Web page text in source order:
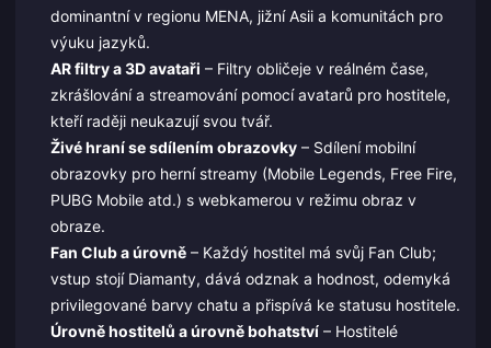
dominantní v regionu MENA, jižní Asii a komunitách pro
výuku jazyků.
AR filtry a 3D avataři – Filtry obličeje v reálném čase,
zkrášlování a streamování pomocí avatarů pro hostitele,
kteří raději neukazují svou tvář.
Živé hraní se sdílením obrazovky– Sdílení mobilní
obrazovky pro herní streamy (Mobile Legends, Free Fire,
PUBG Mobile atd.) s webkamerou v režimu obraz v
obraze.
Fan Club a úrovně– Každý hostitel má svůj Fan Club;
vstup stojí Diamanty, dává odznak a hodnost, odemyká
privilegované barvy chatu a přispívá ke statusu hostitele.
Úrovně hostitelů a úrovně bohatství– Hostitelé